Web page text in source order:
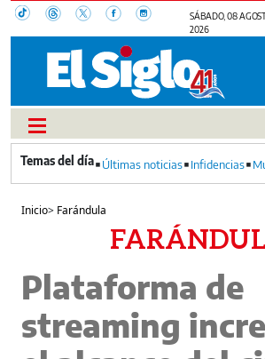
SÁBADO, 08
2026
Últimas noticias Infidencias
Inicio> Farándula
Plataforma de
streaming